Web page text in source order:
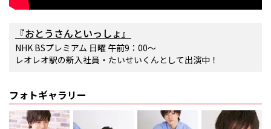
『おとうさんといっしょ』
NHK BSプレミアム 日曜 午前9：00～
レオレオ駅の新入社員・たいせいくんとして出演中！
フォトギャラリー